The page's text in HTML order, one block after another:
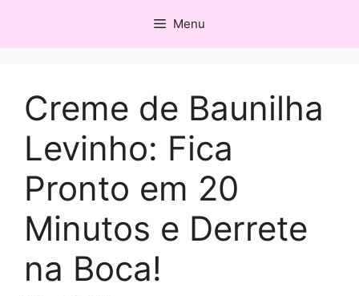
o
Menu
Creme de Baunilha
Levinho: Fica
Pronto em 20
Minutos e Derrete
na Boca!